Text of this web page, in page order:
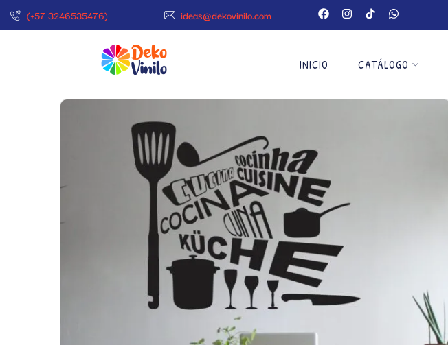
(+57 3246535476) ideas@dekovinilo.com
INICIO CATÁLOGO